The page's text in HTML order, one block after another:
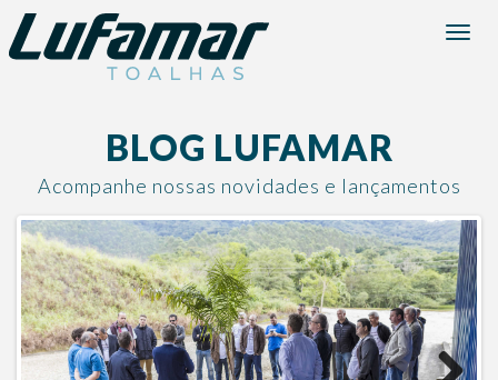
Menu
BLOG LUFAMAR
Acompanhe nossas novidades e lançamentos